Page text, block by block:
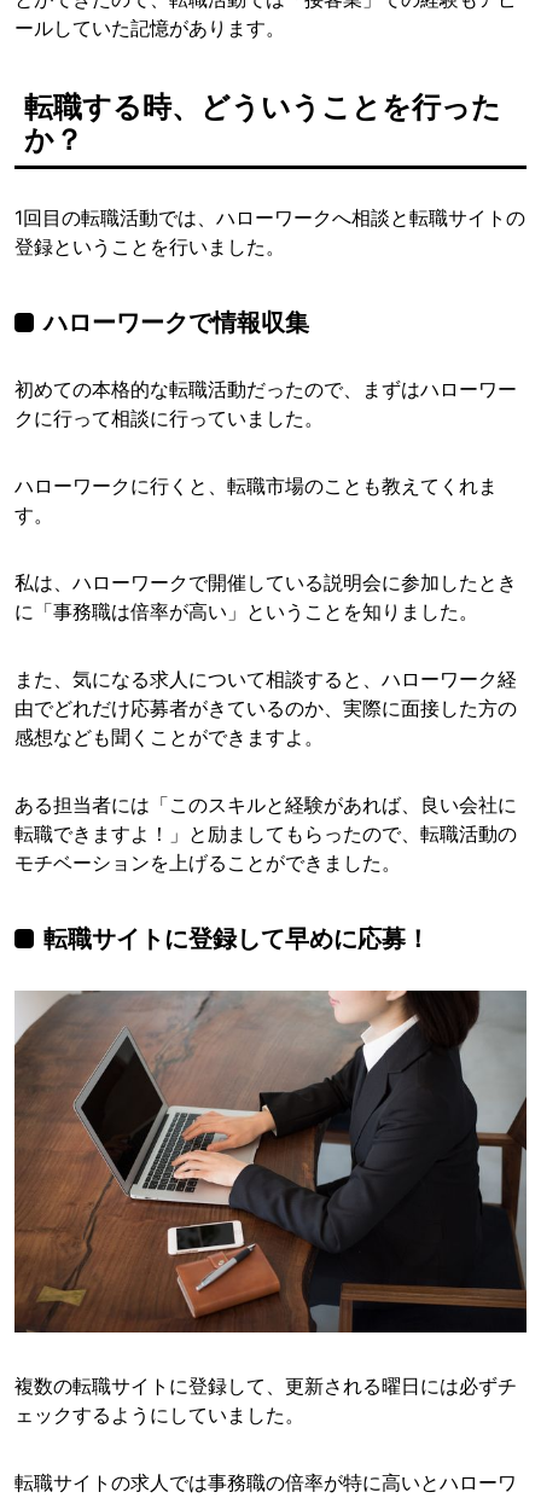
ールしていた記憶があります。
転職する時、どういうことを行った
か？
1回目の転職活動では、ハローワークへ相談と転職サイトの
登録ということを行いました。
ハローワークで情報収集
初めての本格的な転職活動だったので、まずはハローワー
クに行って相談に行っていました。
ハローワークに行くと、転職市場のことも教えてくれま
す。
私は、ハローワークで開催している説明会に参加したとき
に「事務職は倍率が高い」ということを知りました。
また、気になる求人について相談すると、ハローワーク経
由でどれだけ応募者がきているのか、実際に面接した方の
感想なども聞くことができますよ。
ある担当者には「このスキルと経験があれば、良い会社に
転職できますよ！」と励ましてもらったので、転職活動の
モチベーションを上げることができました。
転職サイトに登録して早めに応募！
複数の転職サイトに登録して、更新される曜日には必ずチ
ェックするようにしていました。
転職サイトの求人では事務職の倍率が特に高いとハローワ